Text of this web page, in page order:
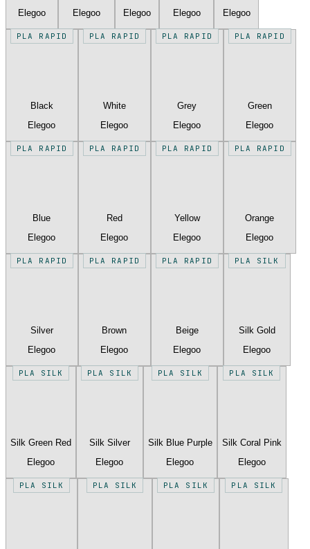
Elegoo
Elegoo
Elegoo
Elegoo
Elegoo
PLA RAPID
Black
Elegoo
PLA RAPID
White
Elegoo
PLA RAPID
Grey
Elegoo
PLA RAPID
Green
Elegoo
PLA RAPID
Blue
Elegoo
PLA RAPID
Red
Elegoo
PLA RAPID
Yellow
Elegoo
PLA RAPID
Orange
Elegoo
PLA RAPID
Silver
Elegoo
PLA RAPID
Brown
Elegoo
PLA RAPID
Beige
Elegoo
PLA SILK
Silk Gold
Elegoo
PLA SILK
Silk Green Red
Elegoo
PLA SILK
Silk Silver
Elegoo
PLA SILK
Silk Blue Purple
Elegoo
PLA SILK
Silk Coral Pink
Elegoo
PLA SILK PLA SILK PLA SILK PLA SILK